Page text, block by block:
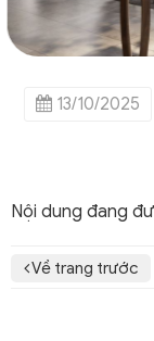
13/10/2025
Nội dung đang
Về trang trước